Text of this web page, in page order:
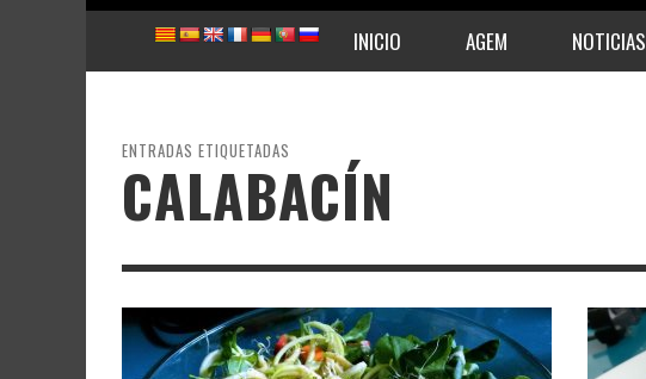
INICIO AGEM NOTICIAS
ENTRADAS ETIQUETADAS
CALABACÍN